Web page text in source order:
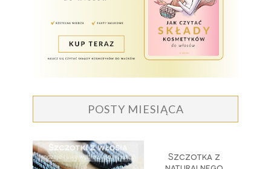
POSTY MIESIĄCA
Szczotka z